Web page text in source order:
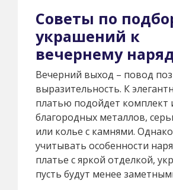
Советы по
украшений к
вечернему
Вечерний выход – повод
выразительность. К
платью подойдет комплект
благородных металлов,
или колье с камнями.
учитывать особенности
платье с яркой отделкой,
пусть будут менее